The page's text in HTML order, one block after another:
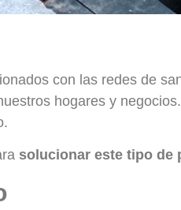
con las redes de
hogares y
solucionar este tipo de